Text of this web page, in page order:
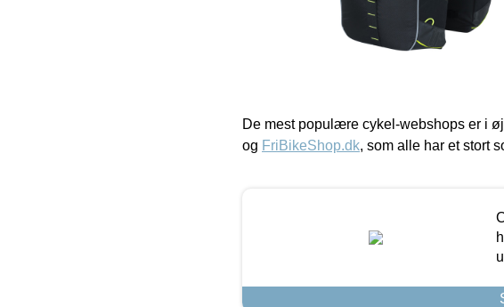
De mest populære cykel-webshops er i
og FriBikeShop.dk, som alle har et stort